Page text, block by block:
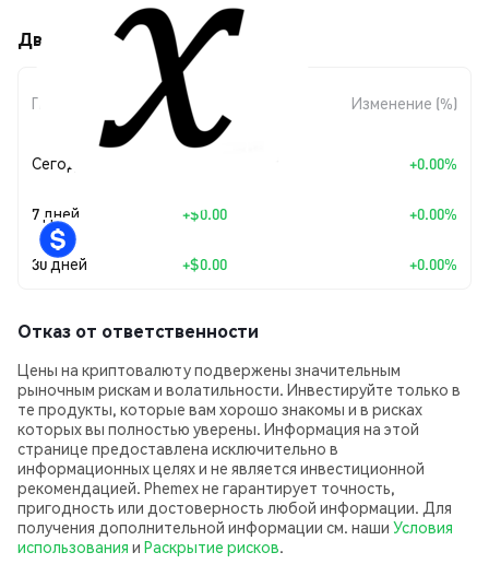
Движения цены Xyxyx (XYXYX)
Период
Изменение
суммы
Изменение (%)
Сегодня +0.00%
7 дней +$0.00 +0.00%
30 дней +$0.00 +0.00%
Отказ от ответственности
Цены на криптовалюту подвержены значительным
рыночным рискам и волатильности. Инвестируйте только в
те продукты, которые вам хорошо знакомы и в рисках
которых вы полностью уверены. Информация на этой
странице предоставлена исключительно в
информационных целях и не является инвестиционной
рекомендацией. Phemex не гарантирует точность,
пригодность или достоверность любой информации. Для
получения дополнительной информации см. наши Условия
использования и Раскрытие рисков.